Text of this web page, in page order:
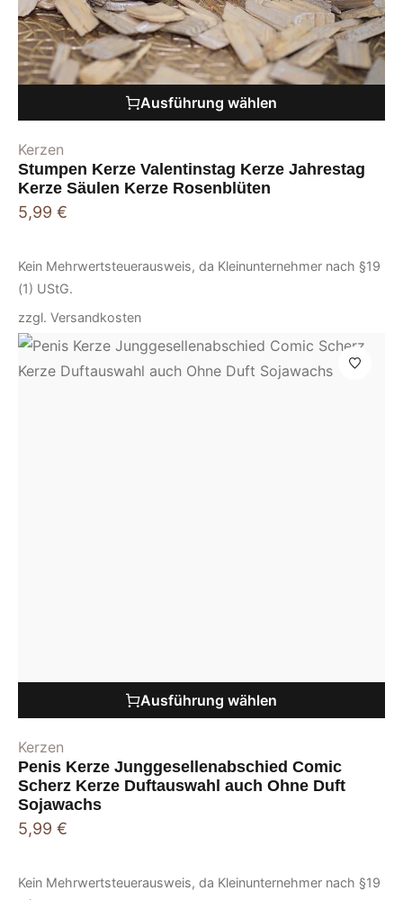
Ausführung wählen
Kerzen
Stumpen Kerze Valentinstag Kerze Jahrestag
Kerze Säulen Kerze Rosenblüten
5,99 €
Kein Mehrwertsteuerausweis, da Kleinunternehmer nach §19
(1) UStG.
zzgl. Versandkosten
Ausführung wählen
Kerzen
Penis Kerze Junggesellenabschied Comic
Scherz Kerze Duftauswahl auch Ohne Duft
Sojawachs
5,99 €
Kein Mehrwertsteuerausweis, da Kleinunternehmer nach §19